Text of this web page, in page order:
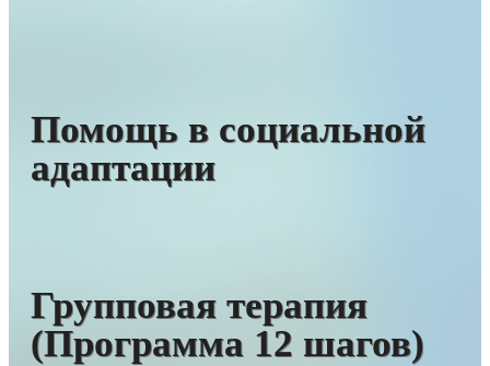
Помощь в социальной
адаптации
Групповая терапия
(Программа 12 шагов)